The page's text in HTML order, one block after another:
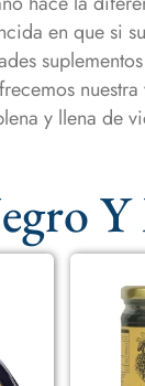
en que si
y llena de